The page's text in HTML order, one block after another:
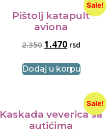
Sale!
Pištolj katapult
aviona
2.350 1.470 rsd
Dodaj u korpu
Sale!
Kaskada veverica sa
autićima